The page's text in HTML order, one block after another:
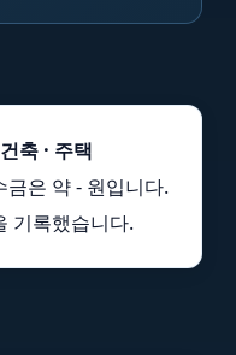
건축 · 주택
은 약 - 원입니다.
기록했습니다.